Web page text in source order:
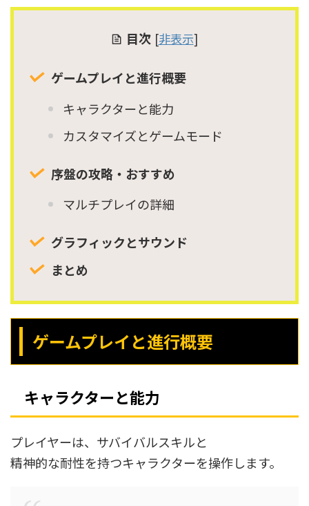
目次 [非表示]
ゲームプレイと進行概要
キャラクターと能力
カスタマイズとゲームモード
序盤の攻略・おすすめ
マルチプレイの詳細
グラフィックとサウンド
まとめ
ゲームプレイと進行概要
キャラクターと能力
プレイヤーは、サバイバルスキルと
精神的な耐性を持つキャラクターを操作します。